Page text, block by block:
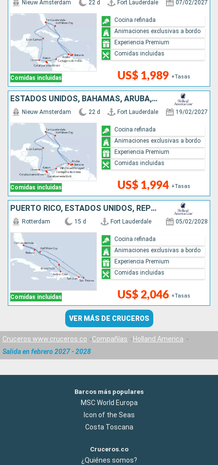
Comidas incluidas
Nieuw Amsterdam 22 d Fort Lauderdale 07/02/2027
US$ 1,989 +Tasas
Cocina refinada
Animaciones exclusivas a bordo
Experiencia Premium
Comidas incluidas
ESTADOS UNIDOS, BAHAMAS, ARUBA, COLOMBIA, PANAMÁ, COSTA RICA, ISLAS CAIMÁN
Comidas incluidas
Nieuw Amsterdam 22 d Fort Lauderdale 19/02/2027
US$ 1,994 +Tasas
Cocina refinada
Animaciones exclusivas a bordo
Experiencia Premium
Comidas incluidas
PUERTO RICO, ESTADOS UNIDOS, REPÚBLICA DOMINICANA, BAHAMAS
Comidas incluidas
Rotterdam 15 d Fort Lauderdale 05/02/2028
US$ 2,046 +Tasas
Cocina refinada
Animaciones exclusivas a bordo
Experiencia Premium
Comidas incluidas
VER MÁS DE CRUCEROS
Cruceros www.cruceros.co Compañías
Holland America
Salida en febrero 2027 - 2028
Barcos más populares
MSC World Europa
Icon of the Seas
Costa Toscana
Cruceros.co
¿Quiénes somos?